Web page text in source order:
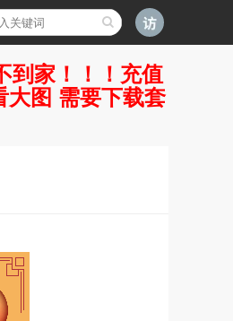
到家！！！充值
大图 需要下载套